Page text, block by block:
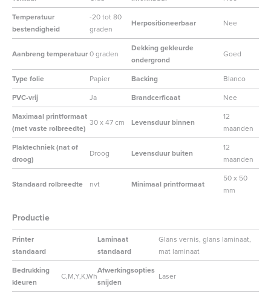
Temperatuur
bestendigheid
-20 tot 80
graden
Herpositioneerbaar Nee
Aanbreng temperatuur0 graden
Dekking gekleurde
ondergrond
Goed
Type folie Papier Backing
Blanco
PVC-vrij
Ja Brandcerficaat
Nee
Maximaal printformaat
(met vaste rolbreedte)
30 x 47 cm Levensduur binnen
12
maanden
Plaktechniek (nat of
droog)
Droog Levensduur buiten
12
maanden
Standaard rolbreedte nvt Minimaal printformaat
50 x 50
mm
Productie
Printer
standaard
Laminaat
standaard
Glans vernis, glans laminaat,
mat laminaat
Bedrukking
kleuren
C,M,Y,K,Wh
Afwerkingsopties
snijden
Laser